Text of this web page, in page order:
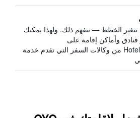
تتغير الخطط — نتفهم ذلك. ولهذا يمكنك
وأماكن إقامة على
HotelsCombined من وكالات السفر التي تقدم خدمة